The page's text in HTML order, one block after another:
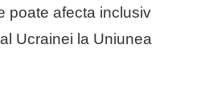
poate afecta inclusiv
Ucrainei la Uniunea